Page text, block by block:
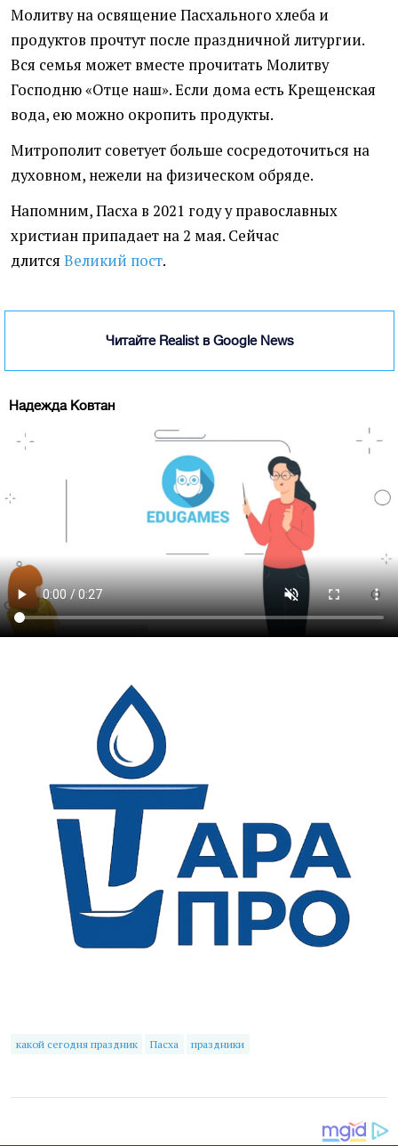
Молитву на освящение Пасхального хлеба и
продуктов прочтут после праздничной литургии.
Вся семья может вместе прочитать Молитву
Господню «Отце наш». Если дома есть Крещенская
вода, ею можно окропить продукты.
Митрополит советует больше сосредоточиться на
духовном, нежели на физическом обряде.
Напомним, Пасха в 2021 году у православных
христиан припадает на 2 мая. Сейчас
длится Великий пост.
Читайте Realist в Google News
Надежда Ковтан
какой сегодня праздник Пасха праздники